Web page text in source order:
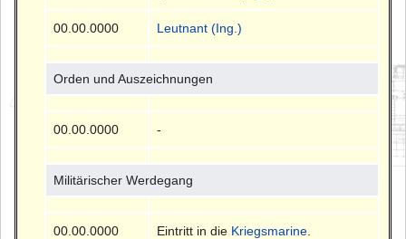
00.00.0000 Leutnant (Ing.)
Orden und Auszeichnungen
00.00.0000 -
Militärischer Werdegang
00.00.0000 Eintritt in die Kriegsmarine